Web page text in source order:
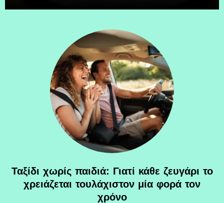
Ταξίδι χωρίς παιδιά: Γιατί κάθε ζευγάρι το
χρειάζεται τουλάχιστον μία φορά τον
χρόνο